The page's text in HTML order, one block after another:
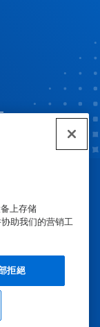
上存储
助我们的营销工
拒絕
系我们
条款